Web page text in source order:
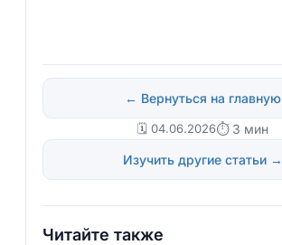
← Вернуться на главную
🗓️ 04.06.2026⏱ 3 мин
Изучить другие статьи →
Читайте также